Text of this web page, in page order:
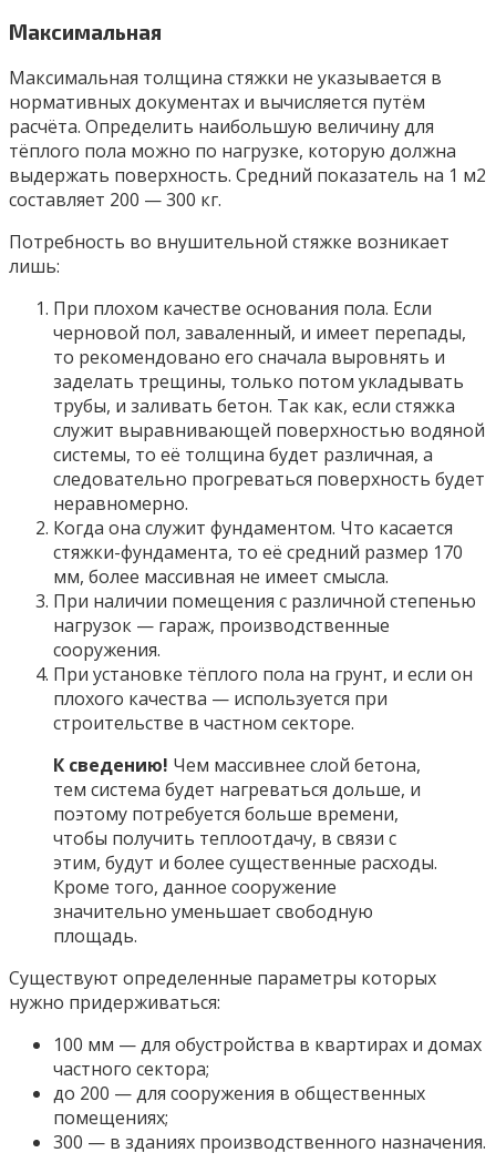
Максимальная
Максимальная толщина стяжки не указывается в
нормативных документах и вычисляется путём
расчёта. Определить наибольшую величину для
тёплого пола можно по нагрузке, которую должна
выдержать поверхность. Средний показатель на 1 м2
составляет 200 — 300 кг.
Потребность во внушительной стяжке возникает
лишь:
При плохом качестве основания пола. Если
черновой пол, заваленный, и имеет перепады,
то рекомендовано его сначала выровнять и
заделать трещины, только потом укладывать
трубы, и заливать бетон. Так как, если стяжка
служит выравнивающей поверхностью водяной
системы, то её толщина будет различная, а
следовательно прогреваться поверхность будет
неравномерно.
Когда она служит фундаментом. Что касается
стяжки-фундамента, то её средний размер 170
мм, более массивная не имеет смысла.
При наличии помещения с различной степенью
нагрузок — гараж, производственные
сооружения.
При установке тёплого пола на грунт, и если он
плохого качества — используется при
строительстве в частном секторе.
К сведению! Чем массивнее слой бетона,
тем система будет нагреваться дольше, и
поэтому потребуется больше времени,
чтобы получить теплоотдачу, в связи с
этим, будут и более существенные расходы.
Кроме того, данное сооружение
значительно уменьшает свободную
площадь.
Существуют определенные параметры которых
нужно придерживаться:
100 мм — для обустройства в квартирах и домах
частного сектора;
до 200 — для сооружения в общественных
помещениях;
300 — в зданиях производственного назначения.